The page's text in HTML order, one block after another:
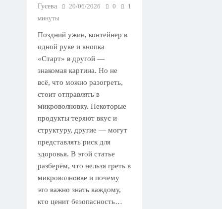
Гусева
20/06/2026 0
1
минуты
Поздний ужин, контейнер в
одной руке и кнопка
«Старт» в другой —
знакомая картина. Но не
всё, что можно разогреть,
стоит отправлять в
микроволновку. Некоторые
продукты теряют вкус и
структуру, другие — могут
представлять риск для
здоровья. В этой статье
разберём, что нельзя греть в
микроволновке и почему
это важно знать каждому,
кто ценит безопасность…